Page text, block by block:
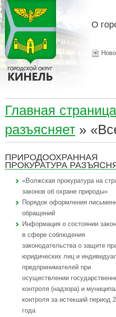
О
Главная страница
разъясняет »
ПРИРОДООХРАННАЯ
ПРОКУРАТУРА
«Волжская прокуратура на
законов об охране природы»
Порядок оформления
обращений
Информация о состоянии
в сфере соблюдения
законодательства о защите
юридических лиц и
предпринимателей при
осуществлении
контроля (надзора) и
контроля за истекший период
года